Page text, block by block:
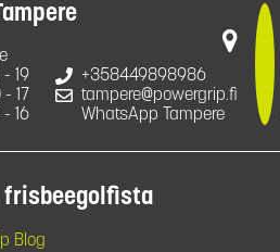
- 19
- 17
- 16
+358449898986
tampere@powergrip.fi
WhatsApp Tampere
frisbeegolfista
Blog